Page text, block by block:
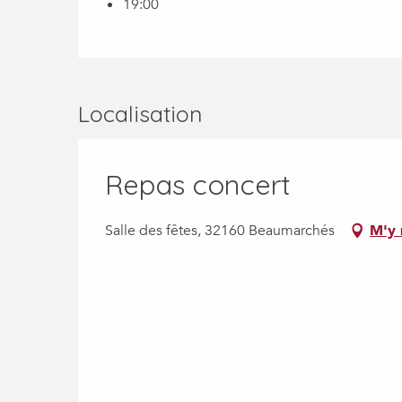
19:00
Localisation
Repas concert
Salle des fêtes, 32160 Beaumarchés M'y